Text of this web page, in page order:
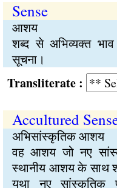
Sense
आशय
शब्द से अभिव्यक्त
सूचना।
:
Accultured
अभिसांस्कृतिक आशय
वह आशय जो नए
स्थानीय आशय के साथ
यथा नए सांस्कृतिक